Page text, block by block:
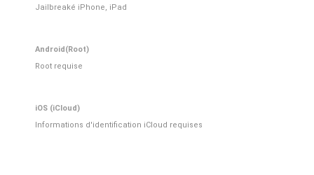
Jailbreaké iPhone, iPad
Android(Root)
Root requise
iOS (iCloud)
Informations d'identification iCloud requises